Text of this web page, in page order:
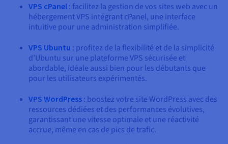
VPS cPanel : facilitez la gestion de vos sites web avec un
hébergement VPS intégrant cPanel, une interface
intuitive pour une administration simplifiée.
VPS Ubuntu : profitez de la flexibilité et de la simplicité
d’Ubuntu sur une plateforme VPS sécurisée et
abordable, idéale aussi bien pour les débutants que
pour les utilisateurs expérimentés.
VPS WordPress : boostez votre site WordPress avec des
ressources dédiées et des performances évolutives,
garantissant une vitesse optimale et une réactivité
accrue, même en cas de pics de trafic.